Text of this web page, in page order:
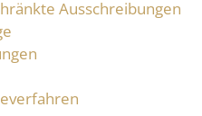
Ausschreibungen